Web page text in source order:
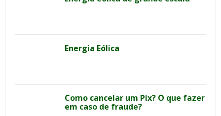
Energia Eólica
Como cancelar um Pix? O que fazer
em caso de fraude?